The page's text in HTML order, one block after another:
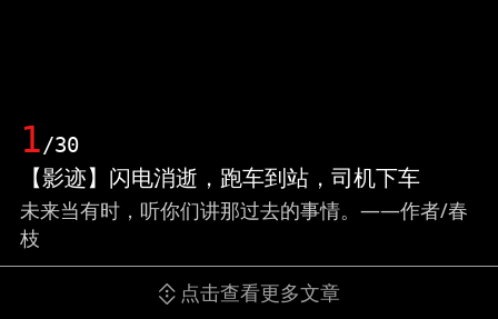
1/30
【影迹】闪电消逝，跑车到站，司机下车
未来当有时，听你们讲那过去的事情。——作者/春
枝
点击查看更多文章